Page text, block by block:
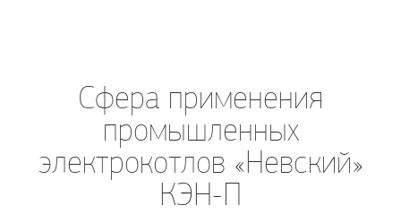
Сфера применения
промышленных
электрокотлов «Невский»
КЭН-П